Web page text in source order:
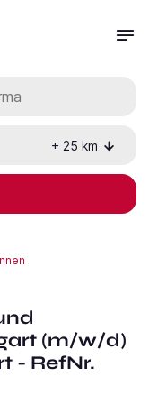
+ 25 km
(m/w/d)
- RefNr.